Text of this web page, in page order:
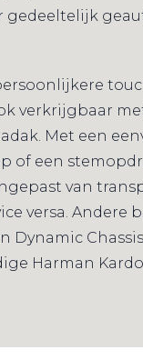
gedeeltelijk
verkrijgbaar
Met een
of een
van
versa. Andere
Dynamic
Harman